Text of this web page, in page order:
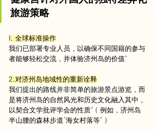
旅游策略
1. 全球标准操作
我们已部署专业人员，以确保不同国籍的参与
者能够轻松交流，并体验济州岛的价值。
2.对济州岛地域性的重新诠释
我们提出的路线并非简单的旅游景点游览，而
是将济州岛的自然风光和历史文化融入其中，
以契合文学批评学会的性质。（例如，济州岛
半山腰的森林步道、海女村落等。）